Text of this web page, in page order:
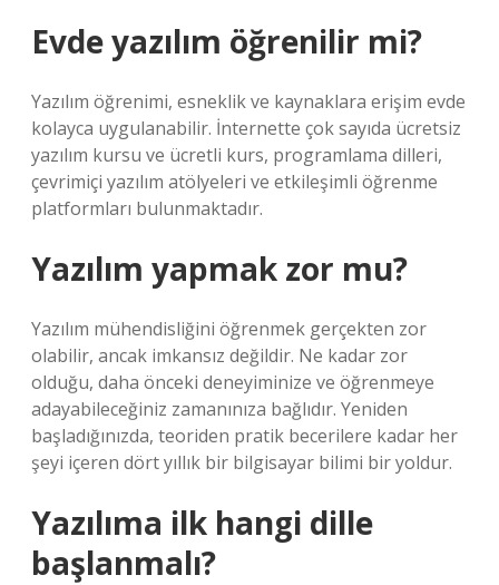
Evde yazılım öğrenilir mi?
Yazılım öğrenimi, esneklik ve kaynaklara erişim evde
kolayca uygulanabilir. İnternette çok sayıda ücretsiz
yazılım kursu ve ücretli kurs, programlama dilleri,
çevrimiçi yazılım atölyeleri ve etkileşimli öğrenme
platformları bulunmaktadır.
Yazılım yapmak zor mu?
Yazılım mühendisliğini öğrenmek gerçekten zor
olabilir, ancak imkansız değildir. Ne kadar zor
olduğu, daha önceki deneyiminize ve öğrenmeye
adayabileceğiniz zamanınıza bağlıdır. Yeniden
başladığınızda, teoriden pratik becerilere kadar her
şeyi içeren dört yıllık bir bilgisayar bilimi bir yoldur.
Yazılıma ilk hangi dille
başlanmalı?